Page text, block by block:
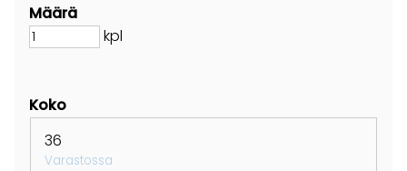
Määrä
kpl
Koko
36
Varastossa